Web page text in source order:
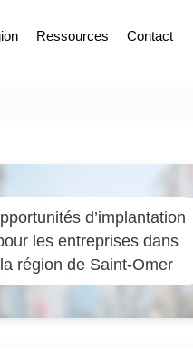
Ressources Contact
d’implantation
les entreprises dans
la région de Saint-Omer